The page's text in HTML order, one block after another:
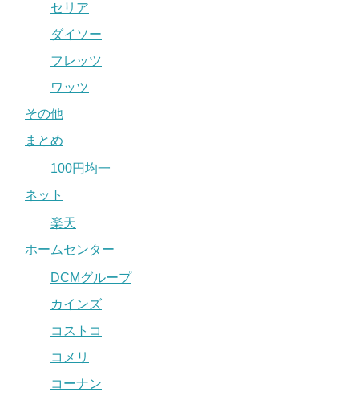
セリア
ダイソー
フレッツ
ワッツ
その他
まとめ
100円均一
ネット
楽天
ホームセンター
DCMグループ
カインズ
コストコ
コメリ
コーナン